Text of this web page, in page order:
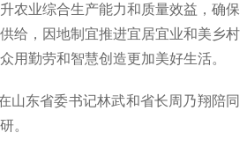
农业综合生产能力和质量效益，确保
给，因地制宜推进宜居宜业和美乡村
用勤劳和智慧创造更加美好生活。
东省委书记林武和省长周乃翔陪同
。